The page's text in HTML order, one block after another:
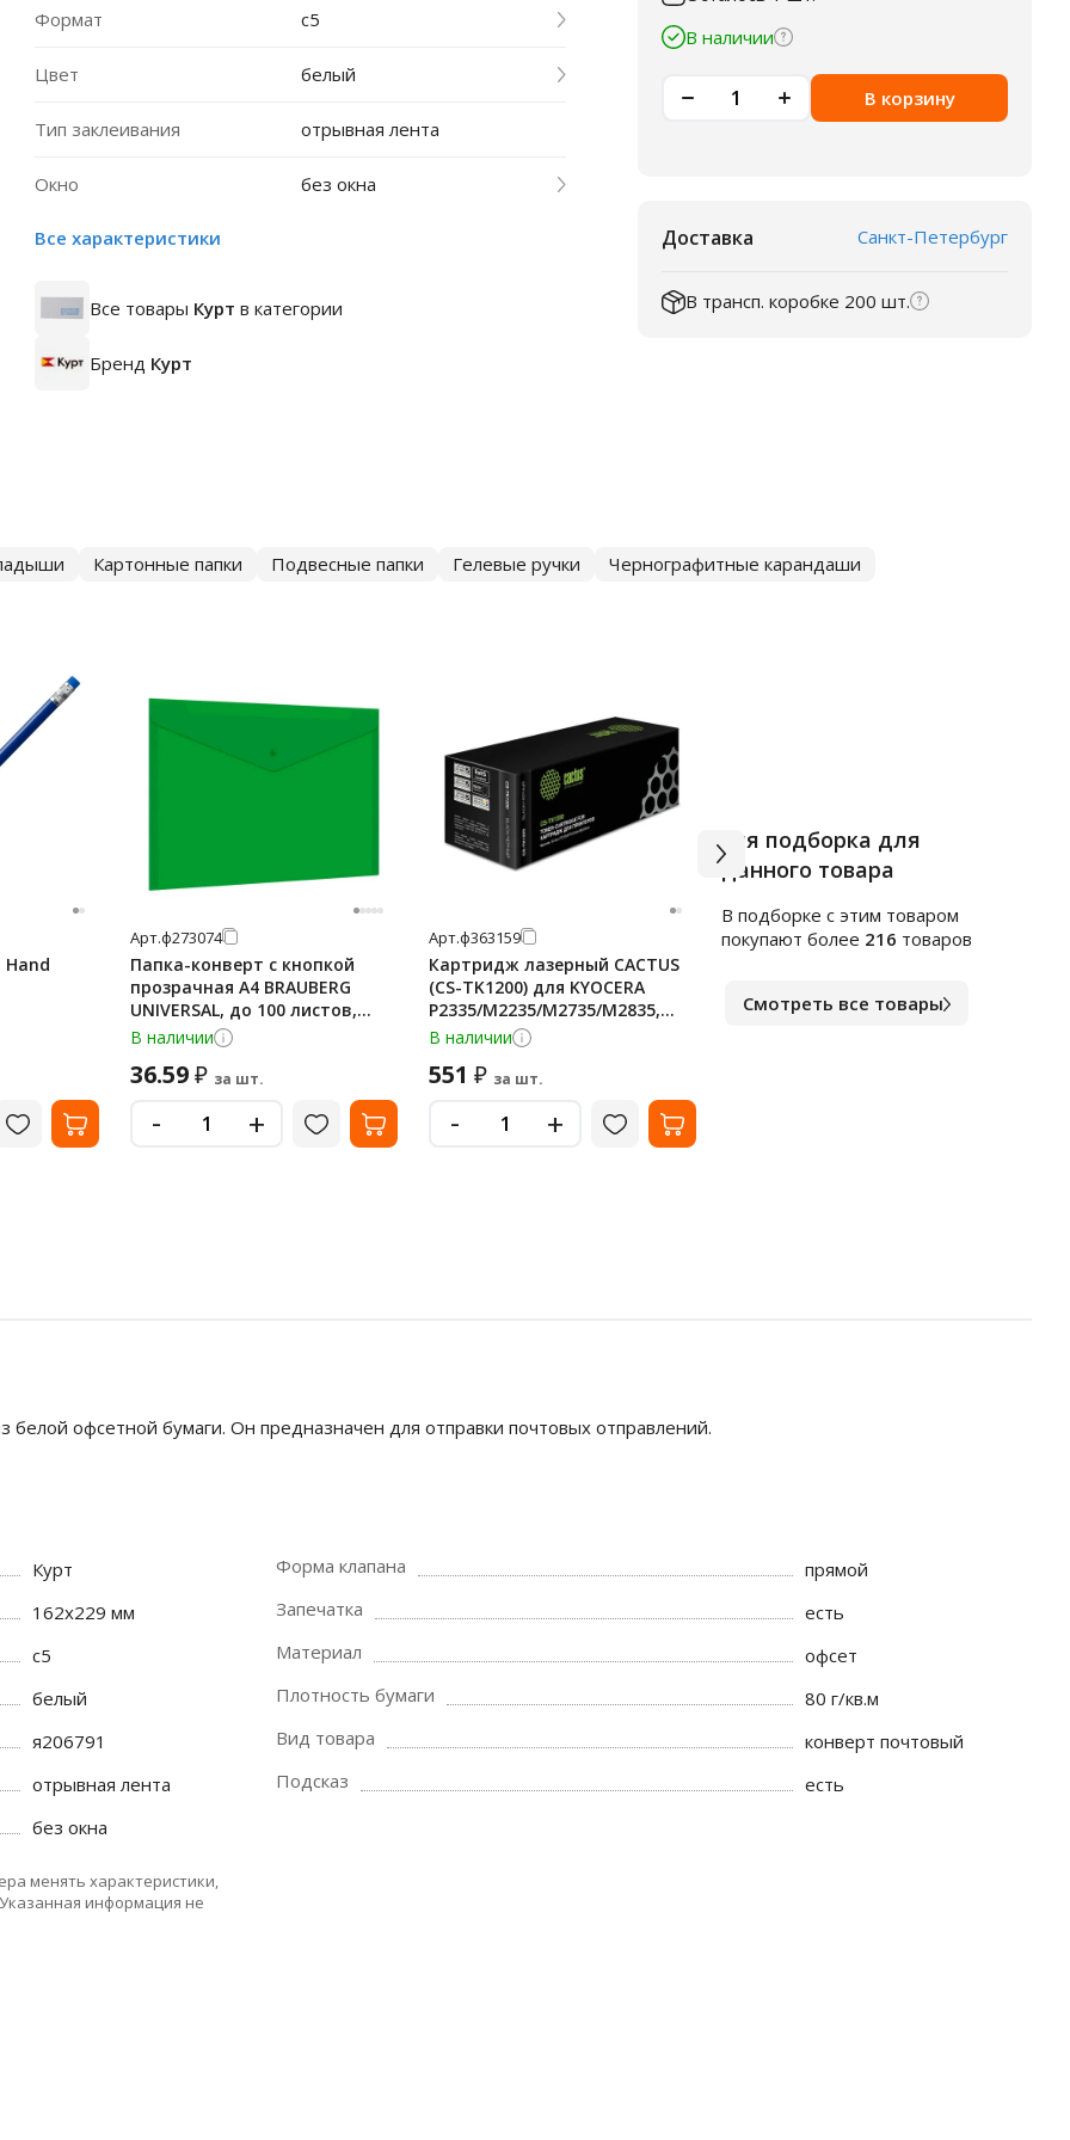
Формат c5
Цвет белый
Тип заклеивания отрывная лента
Окно без окна
Все характеристики
Все товары Курт в категории
Бренд Курт
В наличии
В корзину
Доставка Санкт-Петербург
В трансп. коробке 200 шт.
Картонные папки Подвесные папки Гелевые ручки Чернографитные карандаши
Арт.ф273074
Папка-конверт с кнопкой
прозрачная А4 BRAUBERG
UNIVERSAL, до 100 листов,
зеленая, 0,15 мм, 273074
В наличии
36.59₽ за шт.
- +
Арт.ф363159
Картридж лазерный CACTUS
(CS-TK1200) для KYOCERA
P2335/M2235/M2735/M2835,
ресурс 3000 стр.
В наличии
551 ₽ за шт.
- +
Арт.ф141235
Вся подборка для
данного товара
В подборке c этим товаром
покупают более 216 товаров
Смотреть все товары
белой офсетной бумаги. Он предназначен для отправки почтовых отправлений.
Курт
162х229 мм
c5
белый
я206791
отрывная лента
без окна
Форма клапана
прямой
Запечатка
есть
Материал
офсет
Плотность бумаги
80 г/кв.м
Вид товара
конверт почтовый
Подсказ
есть
менять характеристики,
информация не